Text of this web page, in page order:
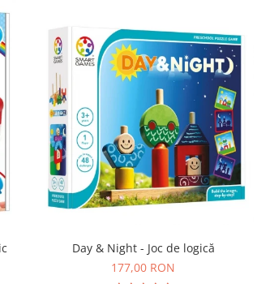
Day & Night - Joc de logică
177,00 RON